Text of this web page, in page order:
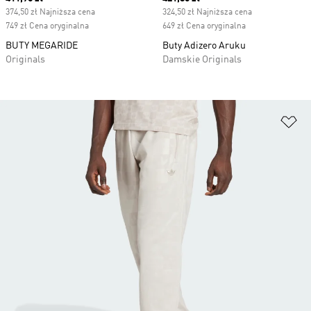
374,50 zł Najniższa cena
749 zł Cena oryginalna
BUTY MEGARIDE
Originals
324,50 zł Najniższa cena
649 zł Cena oryginalna
Buty Adizero Aruku
Damskie Originals